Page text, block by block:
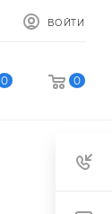
ВОЙТИ
0 0